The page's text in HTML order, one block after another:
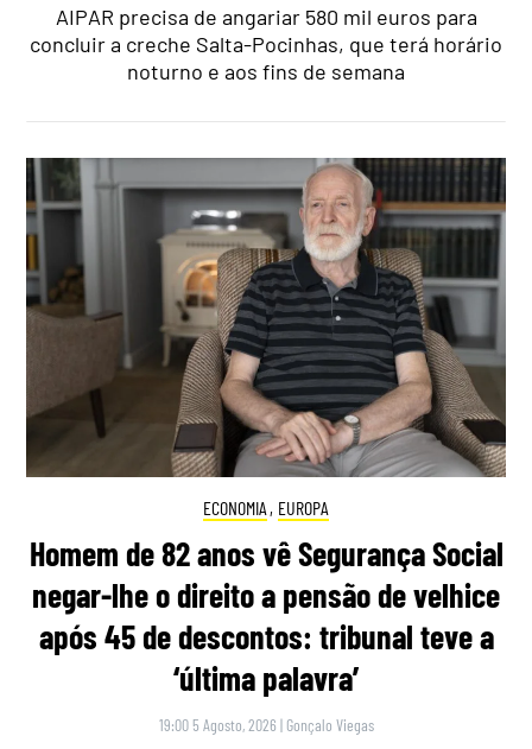
AIPAR precisa de angariar 580 mil euros para
concluir a creche Salta-Pocinhas, que terá horário
noturno e aos fins de semana
ECONOMIA , EUROPA
Homem de 82 anos vê Segurança Social
negar-lhe o direito a pensão de velhice
após 45 de descontos: tribunal teve a
‘última palavra’
19:00 5 Agosto, 2026 | Gonçalo Viegas